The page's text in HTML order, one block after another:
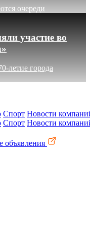
очереди
участие во
летие города
Спорт Новости
Спорт Новости
объявления